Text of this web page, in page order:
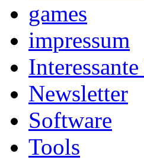
games
impressum
Newsletter
Software
Tools